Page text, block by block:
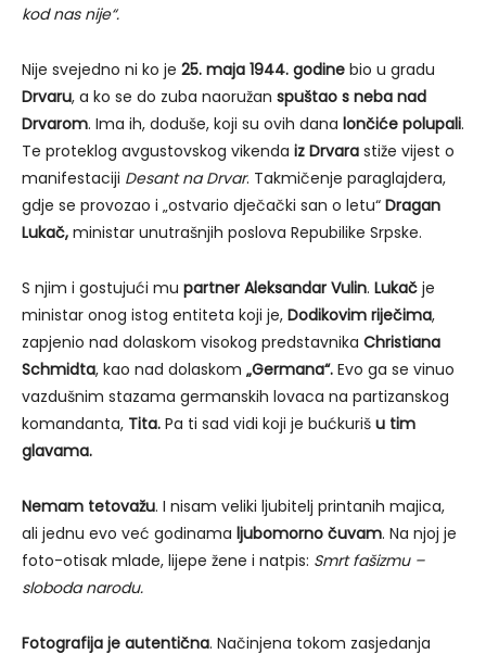
kod nas nije“.
Nije svejedno ni ko je 25. maja 1944. godine bio u gradu
Drvaru, a ko se do zuba naoružan spuštao s neba nad
Drvarom. Ima ih, doduše, koji su ovih dana lončiće polupali.
Te proteklog avgustovskog vikenda iz Drvara stiže vijest o
manifestaciji Desant na Drvar. Takmičenje paraglajdera,
gdje se provozao i „ostvario dječački san o letu“ Dragan
Lukač, ministar unutrašnjih poslova Repubilike Srpske.
S njim i gostujući mu partner Aleksandar Vulin. Lukač je
ministar onog istog entiteta koji je, Dodikovim riječima,
zapjenio nad dolaskom visokog predstavnika Christiana
Schmidta, kao nad dolaskom „Germana“. Evo ga se vinuo
vazdušnim stazama germanskih lovaca na partizanskog
komandanta, Tita. Pa ti sad vidi koji je bućkuriš u tim
glavama.
Nemam tetovažu. I nisam veliki ljubitelj printanih majica,
ali jednu evo već godinama ljubomorno čuvam. Na njoj je
foto-otisak mlade, lijepe žene i natpis: Smrt fašizmu –
sloboda narodu.
Fotografija je autentična. Načinjena tokom zasjedanja